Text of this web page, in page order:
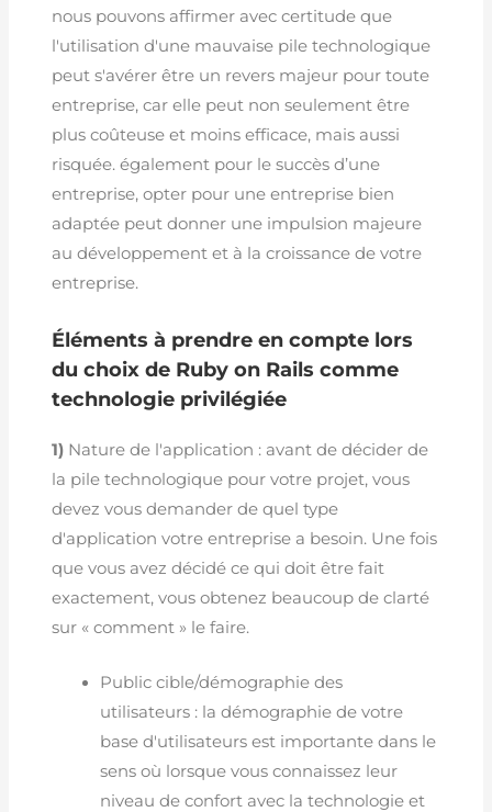
nous pouvons affirmer avec certitude que
l'utilisation d'une mauvaise pile technologique
peut s'avérer être un revers majeur pour toute
entreprise, car elle peut non seulement être
plus coûteuse et moins efficace, mais aussi
risquée. également pour le succès d’une
entreprise, opter pour une entreprise bien
adaptée peut donner une impulsion majeure
au développement et à la croissance de votre
entreprise.
Éléments à prendre en compte lors
du choix de Ruby on Rails comme
technologie privilégiée
1) Nature de l'application : avant de décider de
la pile technologique pour votre projet, vous
devez vous demander de quel type
d'application votre entreprise a besoin. Une fois
que vous avez décidé ce qui doit être fait
exactement, vous obtenez beaucoup de clarté
sur « comment » le faire.
Public cible/démographie des
utilisateurs : la démographie de votre
base d'utilisateurs est importante dans le
sens où lorsque vous connaissez leur
niveau de confort avec la technologie et